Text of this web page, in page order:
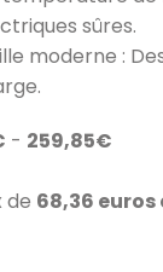
sûres.
moderne :
- 259,85€
de 68,36 euros